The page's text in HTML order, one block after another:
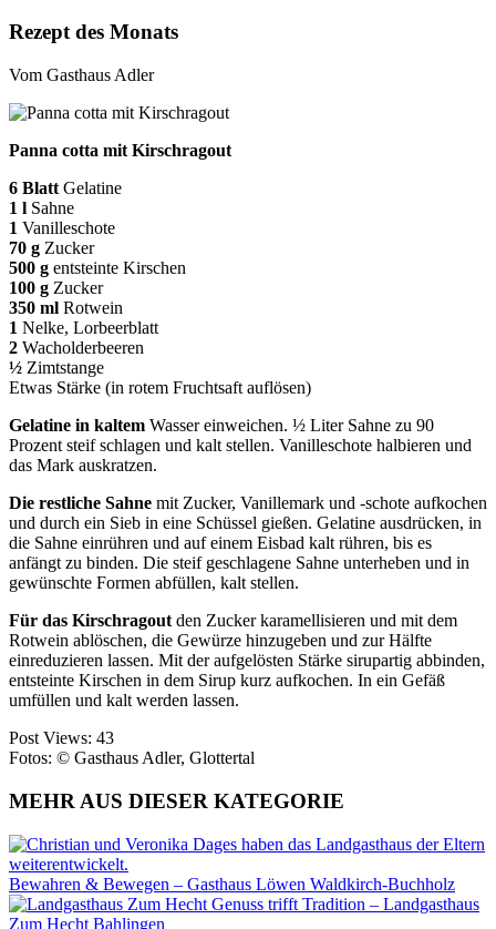
Rezept des Monats
Vom Gasthaus Adler
Panna cotta mit Kirschragout
6 Blatt Gelatine
1 l Sahne
1 Vanilleschote
70 g Zucker
500 g entsteinte Kirschen
100 g Zucker
350 ml Rotwein
1 Nelke, Lorbeerblatt
2 Wacholderbeeren
½ Zimtstange
Etwas Stärke (in rotem Fruchtsaft auflösen)
Gelatine in kaltem Wasser einweichen. ½ Liter Sahne zu 90
Prozent steif schlagen und kalt stellen. Vanilleschote halbieren und
das Mark auskratzen.
Die restliche Sahne mit Zucker, Vanillemark und -schote aufkochen
und durch ein Sieb in eine Schüssel gießen. Gelatine ausdrücken, in
die Sahne einrühren und auf einem Eisbad kalt rühren, bis es
anfängt zu binden. Die steif geschlagene Sahne unterheben und in
gewünschte Formen abfüllen, kalt stellen.
Für das Kirschragout den Zucker karamellisieren und mit dem
Rotwein ablöschen, die Gewürze hinzugeben und zur Hälfte
einreduzieren lassen. Mit der aufgelösten Stärke sirupartig abbinden,
entsteinte Kirschen in dem Sirup kurz aufkochen. In ein Gefäß
umfüllen und kalt werden lassen.
Post Views: 43
Fotos: © Gasthaus Adler, Glottertal
MEHR AUS DIESER KATEGORIE
Bewahren & Bewegen – Gasthaus Löwen Waldkirch-Buchholz
Genuss trifft Tradition – Landgasthaus
Zum Hecht Bahlingen